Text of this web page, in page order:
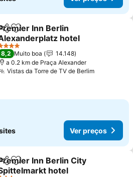
Adicionar aos favoritos
Inn Berlin
hotel
Estrelas
8,2 Muito boa
14.148
a 0.2 km de Praça Alexander
Vistas da Torre de TV de Berlim
Ver preços
Adicionar aos favoritos
Inn Berlin City
hotel